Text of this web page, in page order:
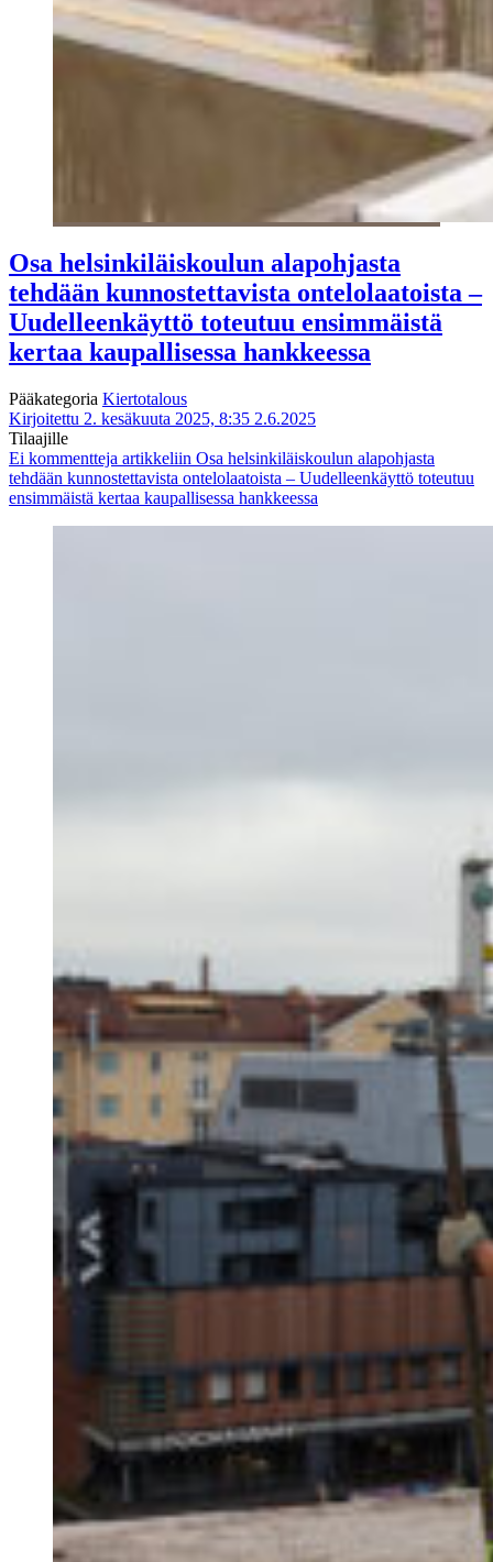
Osa helsinkiläiskoulun alapohjasta
tehdään kunnostettavista ontelolaatoista –
Uudelleenkäyttö toteutuu ensimmäistä
kertaa kaupallisessa hankkeessa
Pääkategoria Kiertotalous
Kirjoitettu 2. kesäkuuta 2025, 8:35 2.6.2025
Tilaajille
Ei kommentteja artikkeliin Osa helsinkiläiskoulun alapohjasta
tehdään kunnostettavista ontelolaatoista – Uudelleenkäyttö toteutuu
ensimmäistä kertaa kaupallisessa hankkeessa